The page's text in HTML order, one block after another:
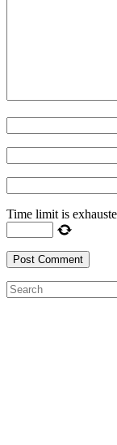
Time limit is